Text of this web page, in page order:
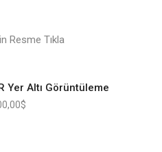
Resme Tıkla
Yer Altı Görüntüleme
$